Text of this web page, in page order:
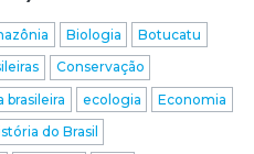
Biologia
Botucatu
Conservação
brasileira ecologia
Economia
do Brasil